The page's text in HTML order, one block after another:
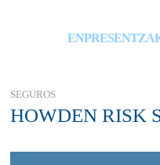
SEGUROS
HOWDEN RISK